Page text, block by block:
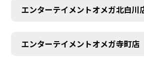
エンターテイメントオメガ北白川
エンターテイメントオメガ寺町店